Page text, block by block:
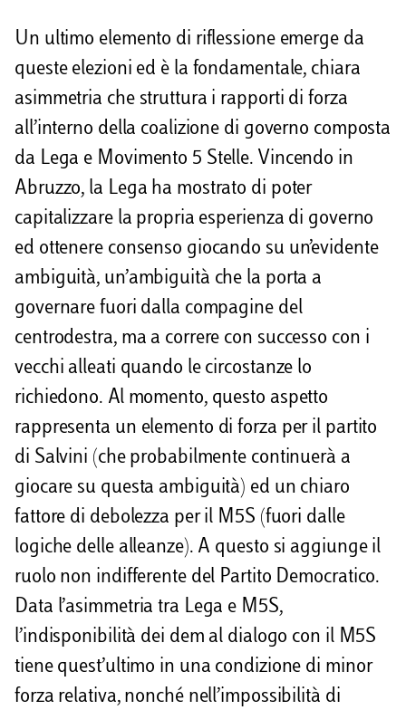
Un ultimo elemento di riflessione emerge da
queste elezioni ed è la fondamentale, chiara
asimmetria che struttura i rapporti di forza
all’interno della coalizione di governo composta
da Lega e Movimento 5 Stelle. Vincendo in
Abruzzo, la Lega ha mostrato di poter
capitalizzare la propria esperienza di governo
ed ottenere consenso giocando su un’evidente
ambiguità, un’ambiguità che la porta a
governare fuori dalla compagine del
centrodestra, ma a correre con successo con i
vecchi alleati quando le circostanze lo
richiedono. Al momento, questo aspetto
rappresenta un elemento di forza per il partito
di Salvini (che probabilmente continuerà a
giocare su questa ambiguità) ed un chiaro
fattore di debolezza per il M5S (fuori dalle
logiche delle alleanze). A questo si aggiunge il
ruolo non indifferente del Partito Democratico.
Data l’asimmetria tra Lega e M5S,
l’indisponibilità dei dem al dialogo con il M5S
tiene quest’ultimo in una condizione di minor
forza relativa, nonché nell’impossibilità di